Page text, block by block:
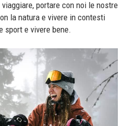
portare con noi le nostre
la natura e vivere in contesti
sport e vivere bene.